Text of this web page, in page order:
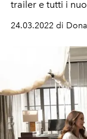
trailer e tutti i
24.03.2022 di